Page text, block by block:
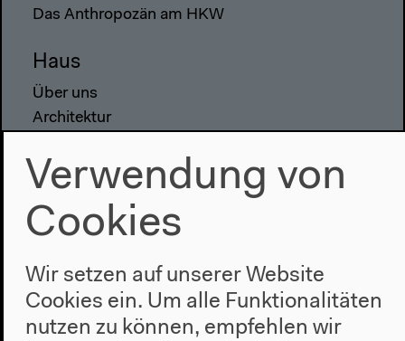
Das Anthropozän am HKW
Haus
Über uns
Architektur
Besuch
Anfahrt
Webshop
Kontakt
Verwendung von
Cookies
Wir setzen auf unserer Website
Cookies ein. Um alle Funktionalitäten
nutzen zu können, empfehlen wir